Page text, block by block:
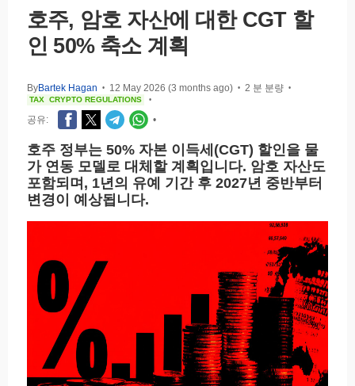
호주, 암호 자산에 대한 CGT 할
인 50% 축소 계획
ByBartek Hagan • 12 May 2026 (3 months ago) • 2 분 분량 •
TAX CRYPTO REGULATIONS •
공유: •
호주 정부는 50% 자본 이득세(CGT) 할인을 물
가 연동 모델로 대체할 계획입니다. 암호 자산도
포함되며, 1년의 유예 기간 후 2027년 중반부터
변경이 예상됩니다.